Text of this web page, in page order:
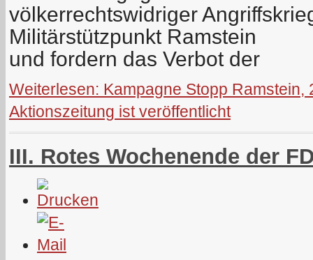
völkerrechtswidriger
Militärstützpunkt Ramstein
und fordern das Verbot der
Weiterlesen: Kampagne Stopp Ramstein,
Aktionszeitung ist veröffentlicht
III. Rotes Wochenende der